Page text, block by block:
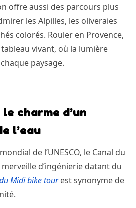
offre aussi des parcours plus
les Alpilles, les oliveraies
colorés. Rouler en Provence,
vivant, où la lumière
paysage.
charme d’un
l’eau
de l’UNESCO, le Canal du
d’ingénierie datant du
Midi bike tourest synonyme de